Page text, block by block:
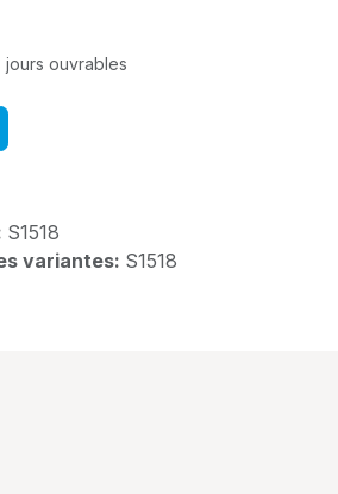
jours ouvrables
S1518
variantes: S1518